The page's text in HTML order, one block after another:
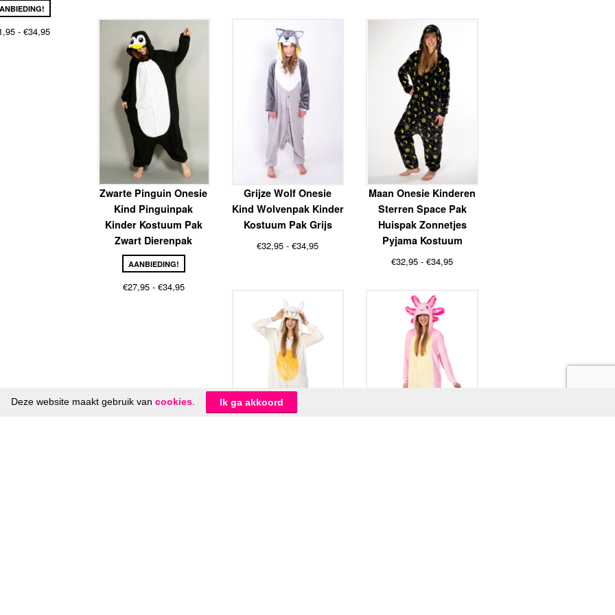
- €34,95Prijsklasse:
tot
€34,95
Zwarte Pinguin Onesie
Kind Pinguinpak
Kinder Kostuum Pak
Zwart Dierenpak
AANBIEDING!
€27,95 - €34,95Prijsklasse:
Grijze Wolf Onesie
Kind Wolvenpak Kinder
Kostuum Pak Grijs
€32,95 - €34,95Prijsklasse:
Maan Onesie Kinderen
Sterren Space Pak
Huispak Zonnetjes
Pyjama Kostuum
€32,95 - €34,95Prijsklasse:
Deze website maakt gebruik van cookies. Ik ga akkoord